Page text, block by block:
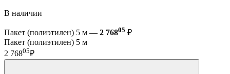
В наличии
Пакет (полиэтилен) 5 м — 2 76805 ₽
Пакет (полиэтилен) 5 м
2 76805₽